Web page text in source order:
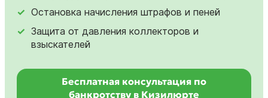
Остановка начисления штрафов и пеней
Защита от давления коллекторов и
взыскателей
Бесплатная консультация по
банкротству в Кизилюрте